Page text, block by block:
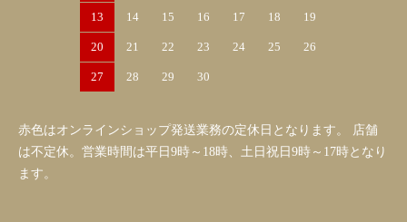
13 14 15 16 17 18 19
20 21 22 23 24 25 26
27 28 29 30
赤色はオンラインショップ発送業務の定休日となります。 店舗
は不定休。営業時間は平日9時～18時、土日祝日9時～17時となり
ます。